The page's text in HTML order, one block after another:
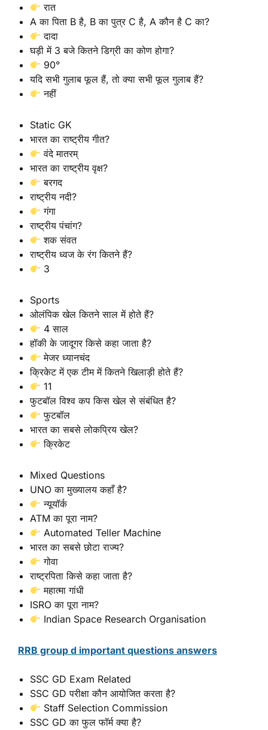
रात
A का पिता B है, B का पुत्र C है, A कौन है C का?
दादा
घड़ी में 3 बजे कितने डिग्री का कोण होगा?
90°
यदि सभी गुलाब फूल हैं, तो क्या सभी फूल गुलाब हैं?
नहीं
Static GK
भारत का राष्ट्रीय गीत?
वंदे मातरम्
भारत का राष्ट्रीय वृक्ष?
बरगद
राष्ट्रीय नदी?
गंगा
राष्ट्रीय पंचांग?
शक संवत
राष्ट्रीय ध्वज के रंग कितने हैं?
3
Sports
ओलंपिक खेल कितने साल में होते हैं?
4 साल
हॉकी के जादूगर किसे कहा जाता है?
मेजर ध्यानचंद
क्रिकेट में एक टीम में कितने खिलाड़ी होते हैं?
11
फुटबॉल विश्व कप किस खेल से संबंधित है?
फुटबॉल
भारत का सबसे लोकप्रिय खेल?
क्रिकेट
Mixed Questions
UNO का मुख्यालय कहाँ है?
न्यूयॉर्क
ATM का पूरा नाम?
Automated Teller Machine
भारत का सबसे छोटा राज्य?
गोवा
राष्ट्रपिता किसे कहा जाता है?
महात्मा गांधी
ISRO का पूरा नाम?
Indian Space Research Organisation
RRB group d important questions answers
SSC GD Exam Related
SSC GD परीक्षा कौन आयोजित करता है?
Staff Selection Commission
SSC GD का फुल फॉर्म क्या है?